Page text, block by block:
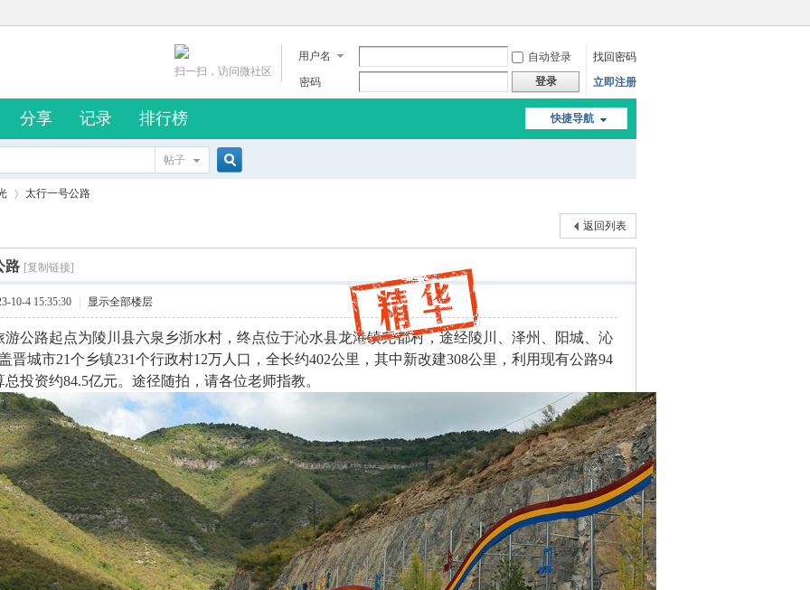
用户名 自动登录
找回密码
密码
登录 立即注册
扫一扫，访问微社区
快捷导航
分享 记录 排行榜
帖子
›
太行一号公路
返回列表
路 [复制链接]
10-4 15:35:30 显示全部楼层
游公路起点为陵川县六泉乡浙水村，终点位于沁水县龙港镇尧都村，途经陵川、泽州、阳城、沁
晋城市21个乡镇231个行政村12万人口，全长约402公里，其中新改建308公里，利用现有公路94
投资约84.5亿元。途径随拍，请各位老师指教。